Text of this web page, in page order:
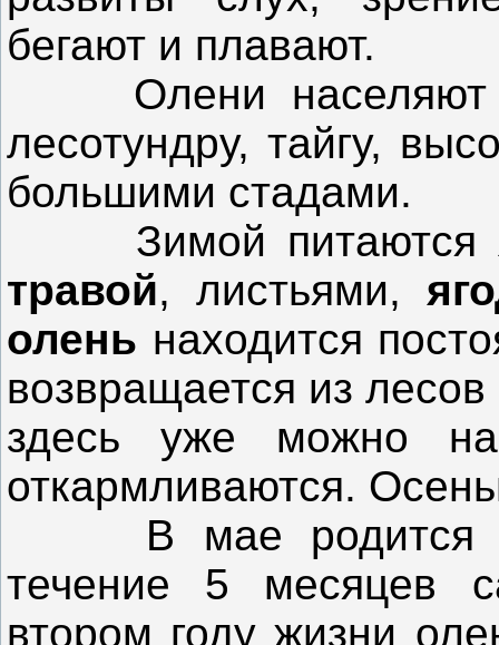
бегают и плавают.
Олени населяют
лесотундру, тайгу,
большими стадами.
Зимой питаются
травой, листьями,
олень находится
возвращается из лесов
здесь уже можно
откармливаются.
В мае родится
течение 5 месяцев
втором году жизни